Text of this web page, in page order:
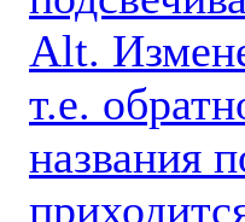
Alt.
т.е.
названия